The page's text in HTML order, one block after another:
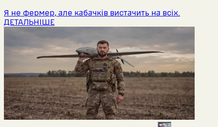
Я не фермер, але кабачків вистачить на всіх.
ДЕТАЛЬНІШЕ